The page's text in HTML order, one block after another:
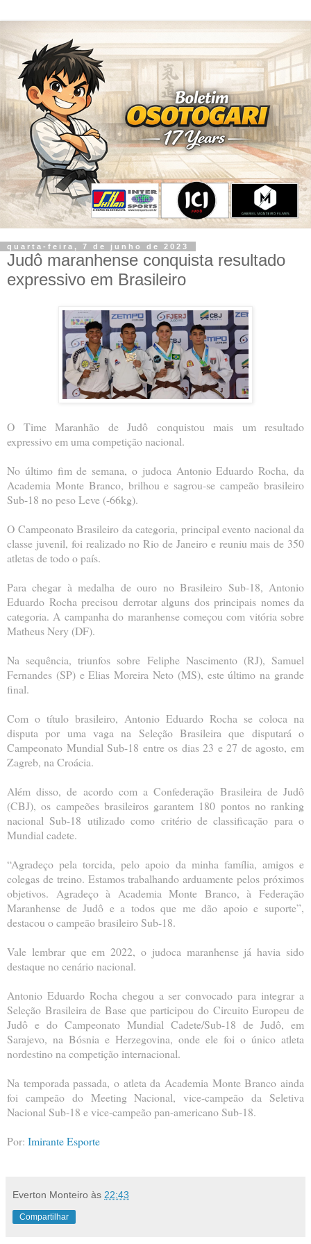
quarta-feira, 7 de junho de 2023
Judô maranhense conquista resultado
expressivo em Brasileiro
O Time Maranhão de Judô conquistou mais um resultado
expressivo em uma competição nacional.
No último fim de semana, o judoca Antonio Eduardo Rocha, da
Academia Monte Branco, brilhou e sagrou-se campeão brasileiro
Sub-18 no peso Leve (-66kg).
O Campeonato Brasileiro da categoria, principal evento nacional da
classe juvenil, foi realizado no Rio de Janeiro e reuniu mais de 350
atletas de todo o país.
Para chegar à medalha de ouro no Brasileiro Sub-18, Antonio
Eduardo Rocha precisou derrotar alguns dos principais nomes da
categoria. A campanha do maranhense começou com vitória sobre
Matheus Nery (DF).
Na sequência, triunfos sobre Feliphe Nascimento (RJ), Samuel
Fernandes (SP) e Elias Moreira Neto (MS), este último na grande
final.
Com o título brasileiro, Antonio Eduardo Rocha se coloca na
disputa por uma vaga na Seleção Brasileira que disputará o
Campeonato Mundial Sub-18 entre os dias 23 e 27 de agosto, em
Zagreb, na Croácia.
Além disso, de acordo com a Confederação Brasileira de Judô
(CBJ), os campeões brasileiros garantem 180 pontos no ranking
nacional Sub-18 utilizado como critério de classificação para o
Mundial cadete.
“Agradeço pela torcida, pelo apoio da minha família, amigos e
colegas de treino. Estamos trabalhando arduamente pelos próximos
objetivos. Agradeço à Academia Monte Branco, à Federação
Maranhense de Judô e a todos que me dão apoio e suporte”,
destacou o campeão brasileiro Sub-18.
Vale lembrar que em 2022, o judoca maranhense já havia sido
destaque no cenário nacional.
Antonio Eduardo Rocha chegou a ser convocado para integrar a
Seleção Brasileira de Base que participou do Circuito Europeu de
Judô e do Campeonato Mundial Cadete/Sub-18 de Judô, em
Sarajevo, na Bósnia e Herzegovina, onde ele foi o único atleta
nordestino na competição internacional.
Na temporada passada, o atleta da Academia Monte Branco ainda
foi campeão do Meeting Nacional, vice-campeão da Seletiva
Nacional Sub-18 e vice-campeão pan-americano Sub-18.
Por: Imirante Esporte
Everton Monteiro às 22:43
Compartilhar